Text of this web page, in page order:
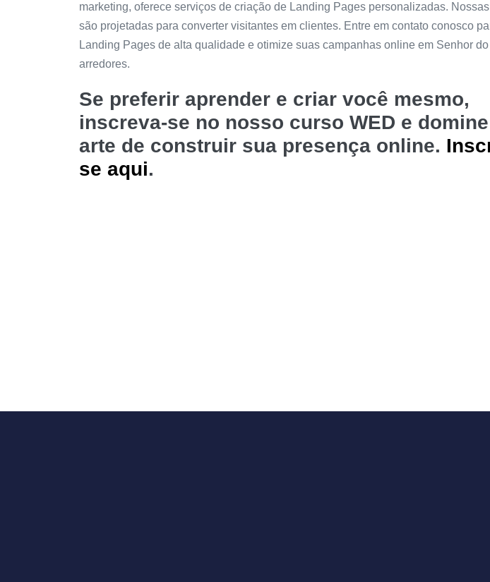
marketing, oferece serviços de criação de Landing Pages personalizadas.
são projetadas para converter visitantes em clientes. Entre em contato conosco
Landing Pages de alta qualidade e otimize suas campanhas online em Senhor
arredores.
Se preferir aprender e criar você mesmo,
inscreva-se no nosso curso WED e
arte de construir sua presença online.
se aqui.